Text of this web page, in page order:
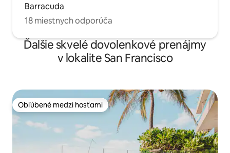
Barracuda
18 miestnych odporúča
Ďalšie skvelé dovolenkové prenájmy
v lokalite San Francisco
Obľúbené medzi hosťami
Obľúbené medzi hosťami